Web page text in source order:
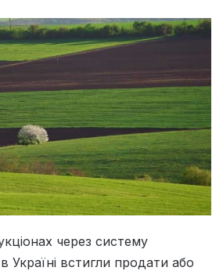
через систему
Україні встигли продати або